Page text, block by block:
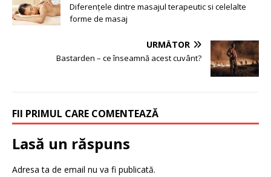
Diferențele dintre masajul terapeutic si celelalte
forme de masaj
URMĂTOR
Bastarden – ce înseamnă acest cuvânt?
FII PRIMUL CARE COMENTEAZĂ
Lasă un răspuns
Adresa ta de email nu va fi publicată.